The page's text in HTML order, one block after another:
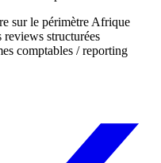
sur le périmètre Afrique
reviews structurées
comptables / reporting